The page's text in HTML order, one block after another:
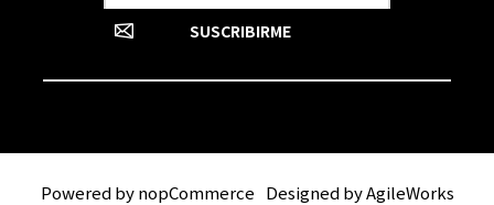
Powered bynopCommerce Designed byAgileWorks